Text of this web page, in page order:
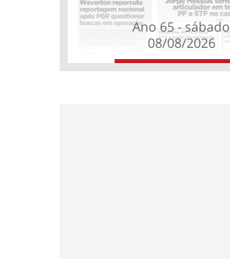
Ano 65 - sábado
08/08/2026